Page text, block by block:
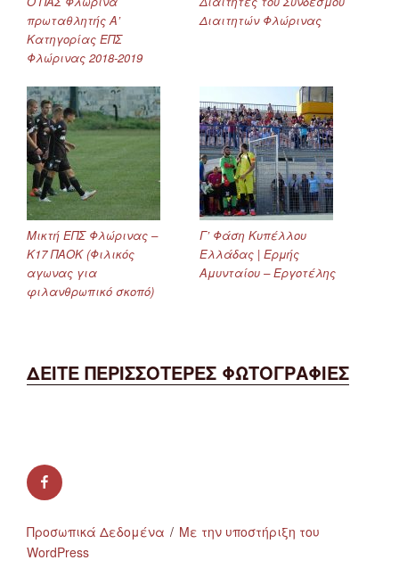
πρωταθλητής Α’
Κατηγορίας ΕΠΣ
Φλώρινας 2018-2019
Διαιτητών Φλώρινας
Μικτή ΕΠΣ Φλώρινας –
Κ17 ΠΑΟΚ (Φιλικός
αγωνας για
φιλανθρωπικό σκοπό)
Γ’ Φάση Κυπέλλου
Ελλάδας | Ερμής
Αμυνταίου – Εργοτέλης
ΔΕΙΤΕ ΠΕΡΙΣΣΟΤΕΡΕΣ ΦΩΤΟΓΡΑΦΙΕΣ
facebook
Προσωπικά Δεδομένα
Με την υποστήριξη του
WordPress